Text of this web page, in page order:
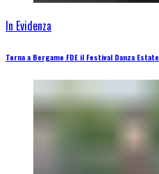
In Evidenza
Torna a Bergamo FDE il Festival Danza Estate